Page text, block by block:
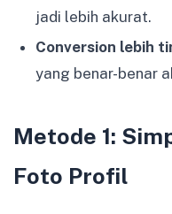
jadi lebih akurat.
Conversion lebih
yang benar-benar
Metode 1:
Foto Profil